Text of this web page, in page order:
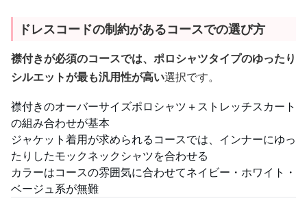
ドレスコードの制約があるコースでの選び方
襟付きが必須のコースでは、ポロシャツタイプのゆったり
シルエットが最も汎用性が高い選択です。
襟付きのオーバーサイズポロシャツ＋ストレッチスカート
の組み合わせが基本
ジャケット着用が求められるコースでは、インナーにゆっ
たりしたモックネックシャツを合わせる
カラーはコースの雰囲気に合わせてネイビー・ホワイト・
ベージュ系が無難